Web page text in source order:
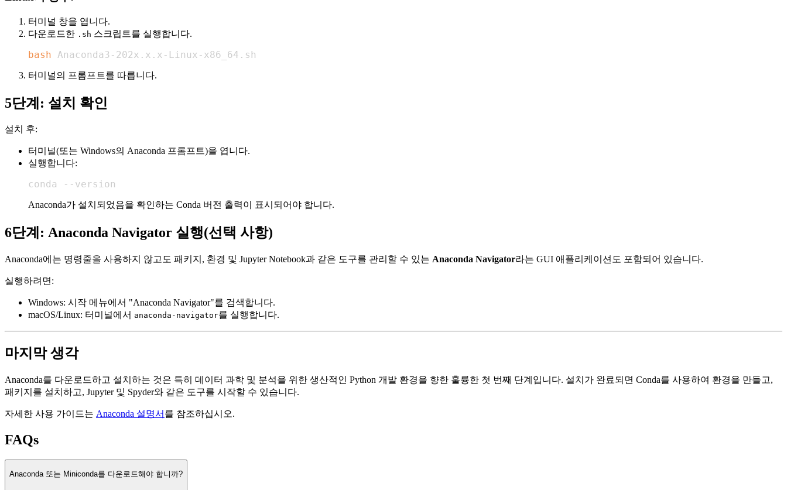
터미널 창을 엽니다.
다운로드한 .sh 스크립트를 실행합니다.
bash Anaconda3-202x.x.x-Linux-x86_64.sh
터미널의 프롬프트를 따릅니다.
5단계: 설치 확인
설치 후:
터미널(또는 Windows의 Anaconda 프롬프트)을 엽니다.
실행합니다:
conda --version
Anaconda가 설치되었음을 확인하는 Conda 버전 출력이 표시되어야 합니다.
6단계: Anaconda Navigator 실행(선택 사항)
Anaconda에는 명령줄을 사용하지 않고도 패키지, 환경 및 Jupyter Notebook과 같은 도구를 관리할 수 있는 Anaconda Navigator라는 GUI 애플리케이션도 포함되어 있습니다.
실행하려면:
Windows: 시작 메뉴에서 "Anaconda Navigator"를 검색합니다.
macOS/Linux: 터미널에서 anaconda-navigator를 실행합니다.
마지막 생각
Anaconda를 다운로드하고 설치하는 것은 특히 데이터 과학 및 분석을 위한 생산적인 Python 개발 환경을 향한 훌륭한 첫 번째 단계입니다. 설치가 완료되면 Conda를 사용하여 환경을 만들고,
패키지를 설치하고, Jupyter 및 Spyder와 같은 도구를 시작할 수 있습니다.
자세한 사용 가이드는 Anaconda 설명서 를 참조하십시오.
FAQs
Anaconda 또는 Miniconda를 다운로드해야 합니까?